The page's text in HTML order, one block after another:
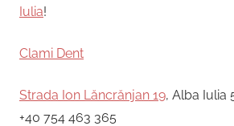
Iulia!
Clami Dent
Strada Ion Lăncrănjan 19, Alba Iulia
+40 754 463 365